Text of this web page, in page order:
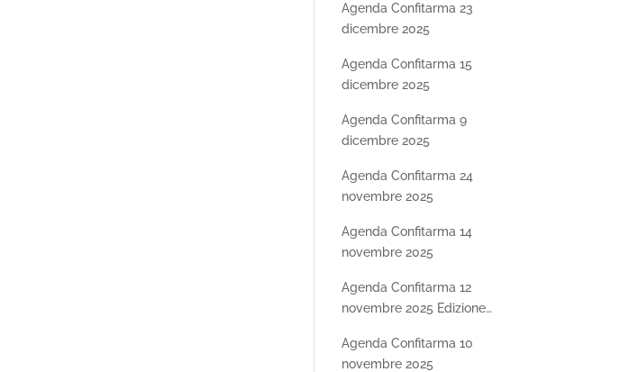
Agenda Confitarma 23
dicembre 2025
Agenda Confitarma 15
dicembre 2025
Agenda Confitarma 9
dicembre 2025
Agenda Confitarma 24
novembre 2025
Agenda Confitarma 14
novembre 2025
Agenda Confitarma 12
novembre 2025 Edizione
Seconda parte
Agenda Confitarma 10
novembre 2025